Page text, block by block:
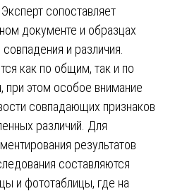
сопоставляет
документе и образцах
и различия.
как по общим, так и по
при этом особое внимание
совпадающих признаков
различий. Для
результатов
составляются
и фототаблицы, где на